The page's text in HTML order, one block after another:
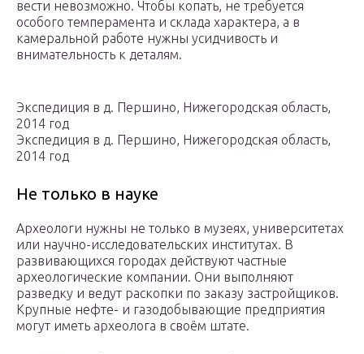
вести невозможно. Чтобы копать, не требуется
особого темперамента и склада характера, а в
камеральной работе нужны усидчивость и
внимательность к деталям.
Экспедиция в д. Першино, Нижегородская область,
2014 год
Экспедиция в д. Першино, Нижегородская область,
2014 год
Не только в науке
Археологи нужны не только в музеях, университетах
или научно-исследовательских институтах. В
развивающихся городах действуют частные
археологические компании. Они выполняют
разведку и ведут раскопки по заказу застройщиков.
Крупные нефте- и газодобывающие предприятия
могут иметь археолога в своём штате.